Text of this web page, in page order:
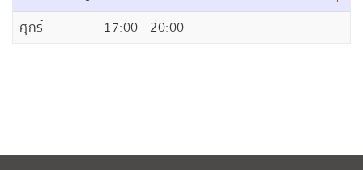
ศุกร์ 17:00 - 20:00